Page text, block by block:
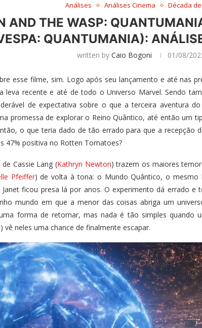
Análises
Análises Cinema Década
AND THE WASP:
QUANTUMANIA):
written byCaio Bogoni 01/08/
esse filme, sim. Logo após seu lançamento e até nas
leva recente e até de todo o Universo Marvel. Sendo
de expectativa sobre o que a terceira aventura
promessa de explorar o Reino Quântico, até então um
o que teria dado de tão errado para que a recepção
47% positiva no Rotten Tomatoes?
Cassie Lang (Kathryn Newton) trazem os maiores
Pfeiffer) de volta à tona: o Mundo Quântico, o mesmo
Janet ficou presa lá por anos. O experimento dá errado e
mundo em que a menor das coisas abriga um
forma de retornar, mas nada é tão simples quando
) vê neles uma chance de finalmente escapar.